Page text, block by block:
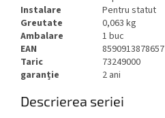
Instalare
Pentru statut
Greutate
0,063 kg
Ambalare
1 buc
EAN
8590913878657
Taric
73249000
garanție
2 ani
Descrierea seriei